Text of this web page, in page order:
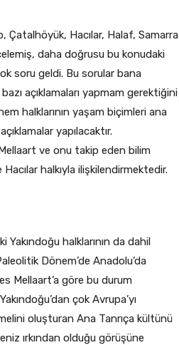
Çatalhöyük, Hacılar, Halaf, Samarra
daha doğrusu bu konudaki
soru geldi. Bu sorular bana
açıklamaları yapmam gerektiğini
halklarının yaşam biçimleri ana
yapılacaktır.
ve onu takip eden bilim
halkıyla ilişkilendirmektedir.
halklarının da dahil
Dönem’de Anadolu’da
Mellaart’a göre bu durum
çok Avrupa’yı
oluşturan Ana Tanrıça kültünü
ırkından olduğu görüşüne